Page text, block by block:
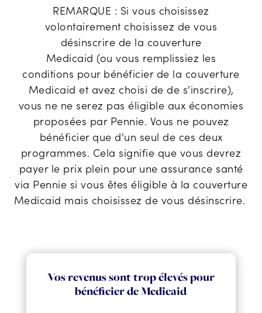
REMARQUE : Si vous choisissez
volontairementchoisissez de vous
désinscrire de la couverture
Medicaid (ouvous remplissiez les
conditions pour bénéficier de la couverture
Medicaid et avez choisi de de s'inscrire),
vous ne ne serez pas éligible aux économies
proposées par Pennie. Vous ne pouvez
bénéficier que d'un seul de ces deux
programmes. Cela signifie que vous devrez
payer le prix plein pour une assurance santé
via Pennie si vous êtes éligible à la couverture
Medicaid mais choisissez de vous désinscrire.
Vos revenus sont trop élevés pour
bénéficier de Medicaid